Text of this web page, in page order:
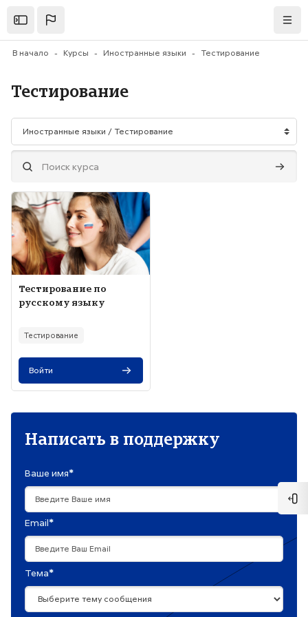
Открыть
В начало Курсы Иностранные языки Тестирование
Тестирование
Категории курсов
Поиск курса Поиск
Изображение курса" Тестирование по русскому языку
Изображение курса
Название курса
Тестирование по
русскому языку
Тестирование
Войти
Написать в поддержку
Ваше имя*
Email*
Тема*